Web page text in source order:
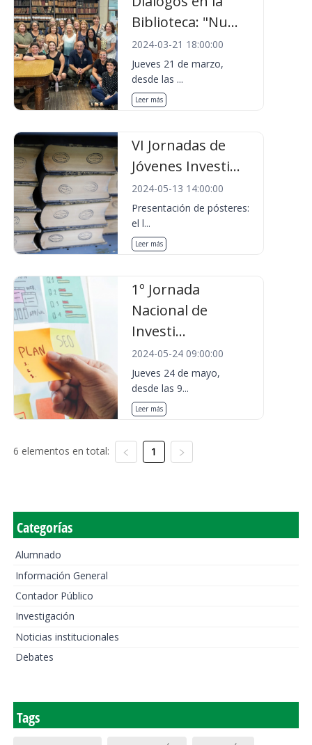
Biblioteca: "Nu...
2024-03-21 18:00:00
Jueves 21 de marzo,
desde las ...
Leer más
VI Jornadas de
Jóvenes Investi...
2024-05-13 14:00:00
Presentación de pósteres:
el l...
Leer más
1º Jornada
Nacional de
Investi...
2024-05-24 09:00:00
Jueves 24 de mayo,
desde las 9...
Leer más
6 elementos en total: 1
Categorías
Alumnado
Información General
Contador Público
Investigación
Noticias institucionales
Debates
Tags